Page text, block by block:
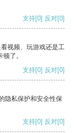
支持[0] 反对[0]
视频、玩游戏还是工
了。
支持[0] 反对[0]
隐私保护和安全性保
支持[0] 反对[0]